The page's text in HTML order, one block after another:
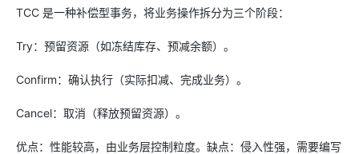
TCC 是一种补偿型事务，将业务操作拆分为三个阶段：
Try：预留资源（如冻结库存、预减余额）。
Confirm：确认执行（实际扣减、完成业务）。
Cancel：取消（释放预留资源）。
优点：性能较高，由业务层控制粒度。缺点：侵入性强，需要编写